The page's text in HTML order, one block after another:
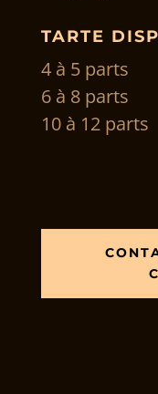
TARTE
4 à 5 parts
6 à 8 parts
10 à 12 parts